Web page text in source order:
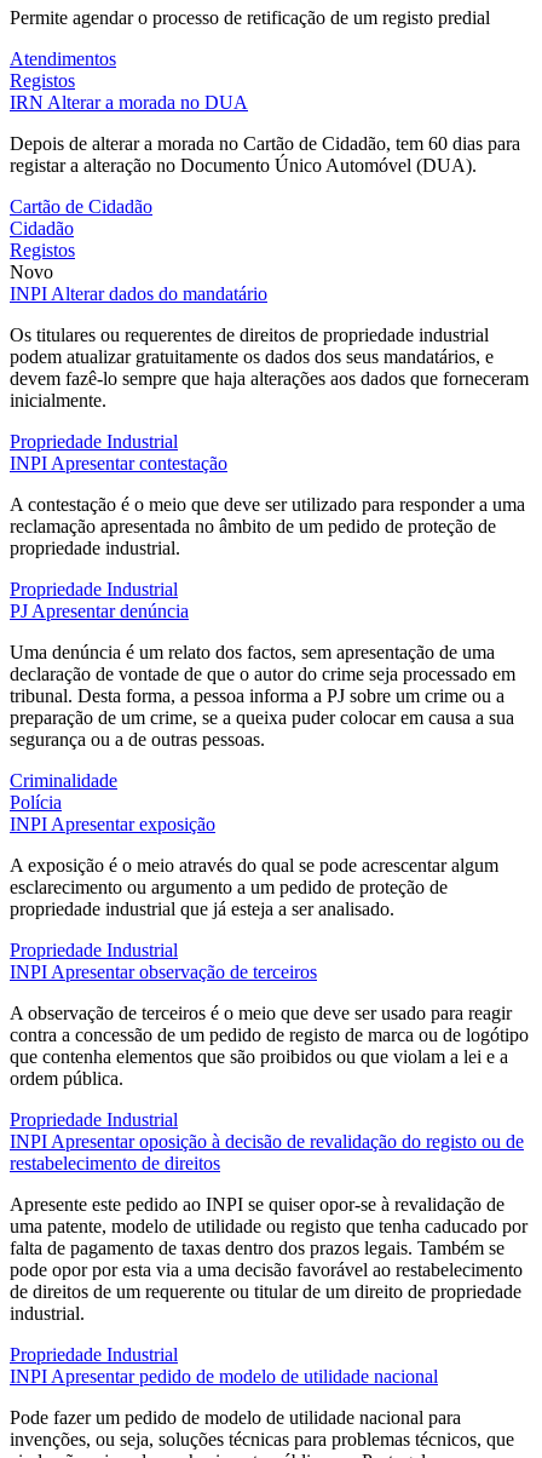
Permite agendar o processo de retificação de um registo predial
Atendimentos
Registos
IRN Alterar a morada no DUA
Depois de alterar a morada no Cartão de Cidadão, tem 60 dias para
registar a alteração no Documento Único Automóvel (DUA).
Cartão de Cidadão
Cidadão
Registos
Novo
INPI Alterar dados do mandatário
Os titulares ou requerentes de direitos de propriedade industrial
podem atualizar gratuitamente os dados dos seus mandatários, e
devem fazê-lo sempre que haja alterações aos dados que forneceram
inicialmente.
Propriedade Industrial
INPI Apresentar contestação
A contestação é o meio que deve ser utilizado para responder a uma
reclamação apresentada no âmbito de um pedido de proteção de
propriedade industrial.
Propriedade Industrial
PJ Apresentar denúncia
Uma denúncia é um relato dos factos, sem apresentação de uma
declaração de vontade de que o autor do crime seja processado em
tribunal. Desta forma, a pessoa informa a PJ sobre um crime ou a
preparação de um crime, se a queixa puder colocar em causa a sua
segurança ou a de outras pessoas.
Criminalidade
Polícia
INPI Apresentar exposição
A exposição é o meio através do qual se pode acrescentar algum
esclarecimento ou argumento a um pedido de proteção de
propriedade industrial que já esteja a ser analisado.
Propriedade Industrial
INPI Apresentar observação de terceiros
A observação de terceiros é o meio que deve ser usado para reagir
contra a concessão de um pedido de registo de marca ou de logótipo
que contenha elementos que são proibidos ou que violam a lei e a
ordem pública.
Propriedade Industrial
INPI Apresentar oposição à decisão de revalidação do registo ou de
restabelecimento de direitos
Apresente este pedido ao INPI se quiser opor-se à revalidação de
uma patente, modelo de utilidade ou registo que tenha caducado por
falta de pagamento de taxas dentro dos prazos legais. Também se
pode opor por esta via a uma decisão favorável ao restabelecimento
de direitos de um requerente ou titular de um direito de propriedade
industrial.
Propriedade Industrial
INPI Apresentar pedido de modelo de utilidade nacional
Pode fazer um pedido de modelo de utilidade nacional para
invenções, ou seja, soluções técnicas para problemas técnicos, que